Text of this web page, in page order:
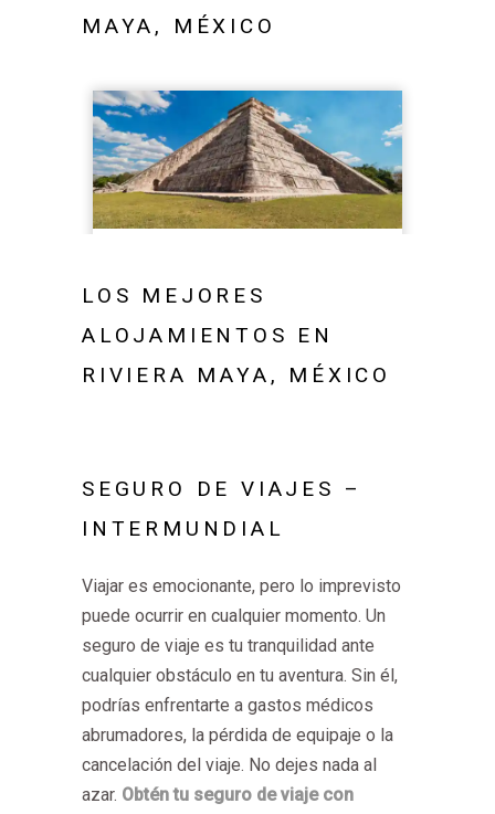
MAYA, MÉXICO
LOS MEJORES
ALOJAMIENTOS EN
RIVIERA MAYA, MÉXICO
SEGURO DE VIAJES –
INTERMUNDIAL
Viajar es emocionante, pero lo imprevisto
puede ocurrir en cualquier momento. Un
seguro de viaje es tu tranquilidad ante
cualquier obstáculo en tu aventura. Sin él,
podrías enfrentarte a gastos médicos
abrumadores, la pérdida de equipaje o la
cancelación del viaje. No dejes nada al
azar. Obtén tu seguro de viaje con